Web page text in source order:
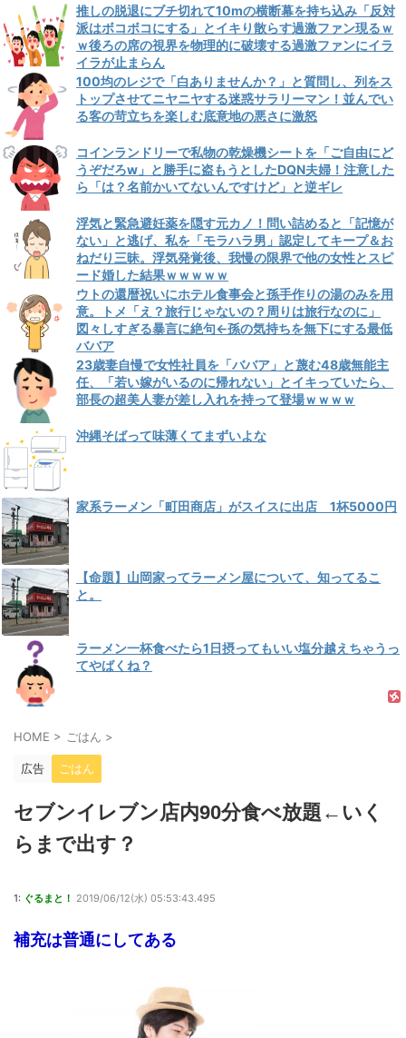
推しの脱退にブチ切れて10mの横断幕を持ち込み「反対
派はボコボコにする」とイキり散らす過激ファン現るｗ
ｗ後ろの席の視界を物理的に破壊する過激ファンにイラ
イラが止まらん
100均のレジで「白ありませんか？」と質問し、列をス
トップさせてニヤニヤする迷惑サラリーマン！並んでい
る客の苛立ちを楽しむ底意地の悪さに激怒
コインランドリーで私物の乾燥機シートを「ご自由にど
うぞだろw」と勝手に盗もうとしたDQN夫婦！注意した
ら「は？名前かいてないんですけど」と逆ギレ
浮気と緊急避妊薬を隠す元カノ！問い詰めると「記憶が
ない」と逃げ、私を「モラハラ男」認定してキープ＆お
ねだり三昧。浮気発覚後、我慢の限界で他の女性とスピ
ード婚した結果ｗｗｗｗｗ
ウトの還暦祝いにホテル食事会と孫手作りの湯のみを用
意。トメ「え？旅行じゃないの？周りは旅行なのに」
図々しすぎる暴言に絶句←孫の気持ちを無下にする最低
ババア
23歳妻自慢で女性社員を「ババア」と蔑む48歳無能主
任、「若い嫁がいるのに帰れない」とイキっていたら、
部長の超美人妻が差し入れを持って登場ｗｗｗｗ
沖縄そばって味薄くてまずいよな
家系ラーメン「町田商店」がスイスに出店 1杯5000円
【命題】山岡家ってラーメン屋について、知ってるこ
と。
ラーメン一杯食べたら1日摂ってもいい塩分越えちゃうっ
てやばくね？
HOME > ごはん >
広告 ごはん
セブンイレブン店内90分食べ放題←いく
らまで出す？
1: ぐるまと！ 2019/06/12(水) 05:53:43.495
補充は普通にしてある